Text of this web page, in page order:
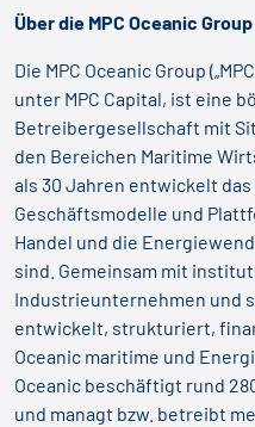
Über die MPC Oceanic Group
Die MPC Oceanic Group
unter MPC Capital, ist eine
Betreibergesellschaft mit
den Bereichen Maritime
als 30 Jahren entwickelt
Geschäftsmodelle und
Handel und die
sind. Gemeinsam mit
Industrieunternehmen und
entwickelt, strukturiert,
Oceanic maritime und
Oceanic beschäftigt rund
und managt bzw. betreibt